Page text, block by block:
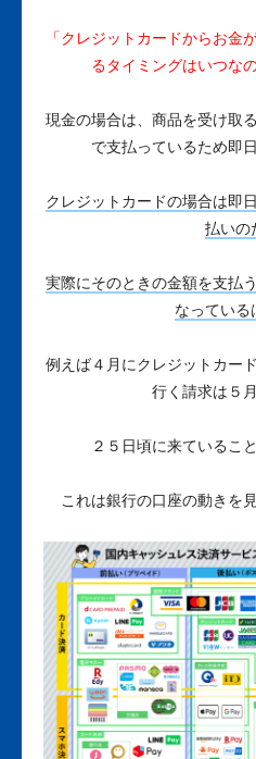
「クレジットカードからお金
るタイミングはいつなの
現金の場合は、商品を受け取
で支払っているため即
クレジットカードの場合は即
払いの
実際にそのときの金額を支払
なっている
例えば４月にクレジットカー
行く請求は５
２５日頃に来ているこ
これは銀行の口座の動きを